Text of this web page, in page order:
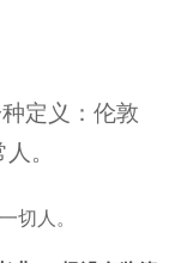
定义：伦敦
。
切人。